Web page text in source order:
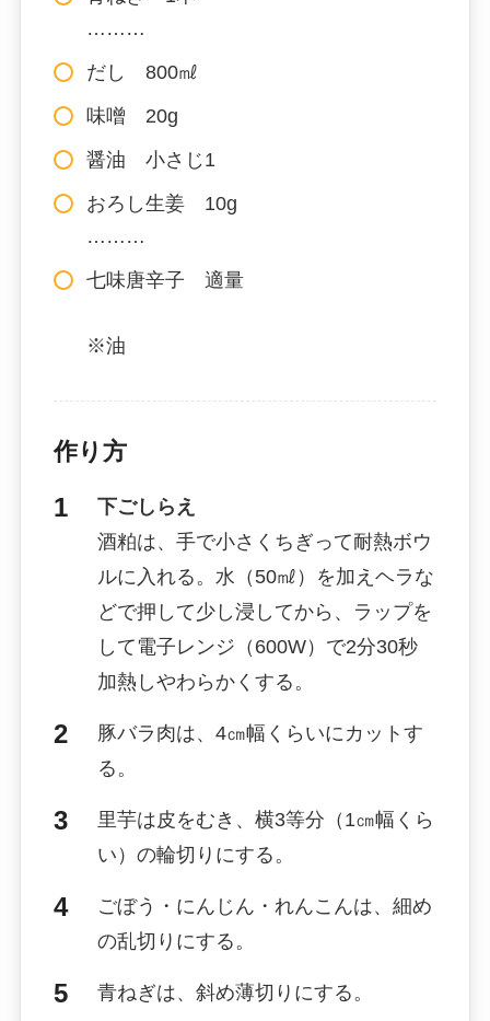
………
だし 800㎖
味噌 20g
醤油 小さじ1
おろし生姜 10g
………
七味唐辛子 適量
※油
作り方
下ごしらえ
酒粕は、手で小さくちぎって耐熱ボウ
ルに入れる。水（50㎖）を加えヘラな
どで押して少し浸してから、ラップを
して電子レンジ（600W）で2分30秒
加熱しやわらかくする。
豚バラ肉は、4㎝幅くらいにカットす
る。
里芋は皮をむき、横3等分（1㎝幅くら
い）の輪切りにする。
ごぼう・にんじん・れんこんは、細め
の乱切りにする。
青ねぎは、斜め薄切りにする。